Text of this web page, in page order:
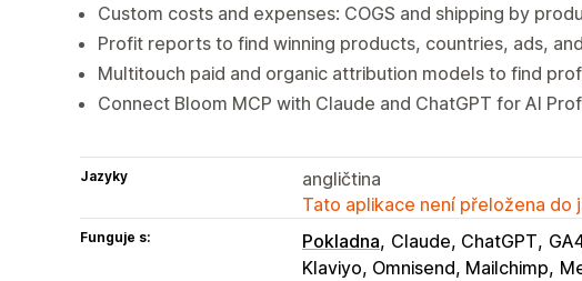
Custom costs and expenses: COGS and shipping by
Profit reports to find winning products, countries, ads,
Multitouch paid and organic attribution models to find
Connect Bloom MCP with Claude and ChatGPT for AI
Jazyky
angličtina
Tato aplikace není přeložena do
Funguje s: Pokladna Claude, ChatGPT
Klaviyo, Omnisend, Mailchimp